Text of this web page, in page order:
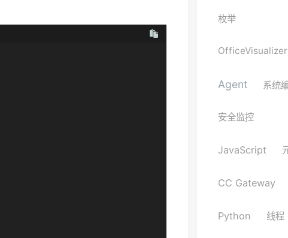
枚举
OfficeVisualizer
Agent 系统
安全监控
JavaScript
CC Gateway
Python 线程